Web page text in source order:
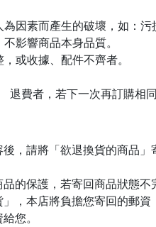
因素而產生的破壞，如：污
影響商品本身品質。
或收據、配件不齊者。
退費者，若下一次再訂購相
，請將「欲退換貨的商品
的保護，若寄回商品狀態不
，本店將負擔您寄回的郵
您。